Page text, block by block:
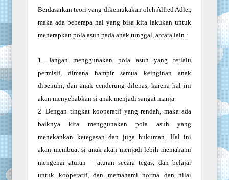
Berdasarkan teori yang dikemukakan oleh Alfred Adler,
maka ada beberapa hal yang bisa kita lakukan untuk
menerapkan pola asuh pada anak tunggal, antara lain :
1. Jangan menggunakan pola asuh yang terlalu
permisif, dimana hampir semua keinginan anak
dipenuhi, dan anak cenderung dilepas, karena hal ini
akan menyebabkan si anak menjadi sangat manja.
2.Dengan tingkat kooperatif yang rendah, maka ada
baiknya kita menggunakan pola asuh yang
menekankan ketegasan dan juga hukuman. Hal ini
akan membuat si anak akan menjadi lebih memahami
mengenai aturan – aturan secara tegas, dan belajar
untuk kooperatif, dan memahami norma dan nilai